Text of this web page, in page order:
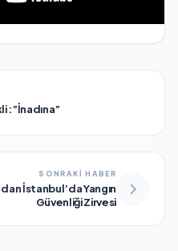
:”İnadına”
SONRAKİ HABER
İstanbul’da Yangın
Güvenliği Zirvesi